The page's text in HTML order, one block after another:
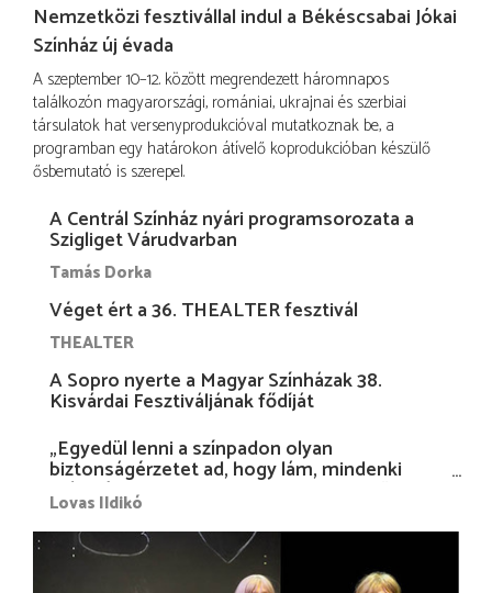
Nemzetközi fesztivállal indul a Békéscsabai Jókai
Színház új évada
A szeptember 10–12. között megrendezett háromnapos
találkozón magyarországi, romániai, ukrajnai és szerbiai
társulatok hat versenyprodukcióval mutatkoznak be, a
programban egy határokon átívelő koprodukcióban készülő
ősbemutató is szerepel.
A Centrál Színház nyári programsorozata a
Szigliget Várudvarban
Tamás Dorka
Véget ért a 36. THEALTER fesztivál
THEALTER
A Sopro nyerte a Magyar Színházak 38.
Kisvárdai Fesztiváljának fődíját
„Egyedül lenni a színpadon olyan
biztonságérzetet ad, hogy lám, mindenki
más nélkül is megvagyok magammal…”
Lovas Ildikó